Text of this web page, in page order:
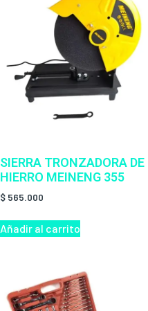
SIERRA TRONZADORA DE
HIERRO MEINENG 355
$ 565.000
Añadir al carrito